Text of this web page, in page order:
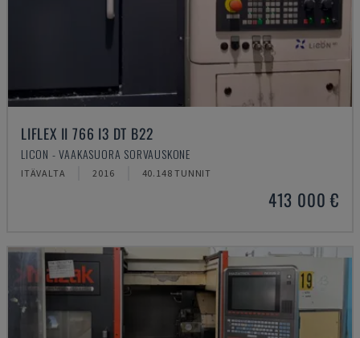
LIFLEX II 766 I3 DT B22
LICON - VAAKASUORA SORVAUSKONE
ITÄVALTA 2016 40.148 TUNNIT
413 000 €